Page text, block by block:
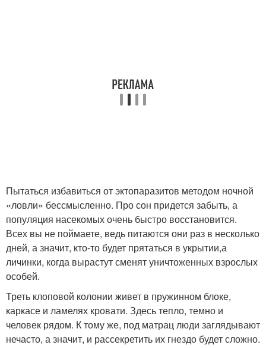
Пытаться избавиться от эктопаразитов методом ночной
«ловли» бессмысленно. Про сон придется забыть, а
популяция насекомых очень быстро восстановится.
Всех вы не поймаете, ведь питаются они раз в несколько
дней, а значит, кто-то будет прятаться в укрытии,а
личинки, когда вырастут сменят уничтоженных взрослых
особей.
Треть клоповой колонии живет в пружинном блоке,
каркасе и ламелях кровати. Здесь тепло, темно и
человек рядом. К тому же, под матрац люди заглядывают
нечасто, а значит, и рассекретить их гнездо будет сложно.